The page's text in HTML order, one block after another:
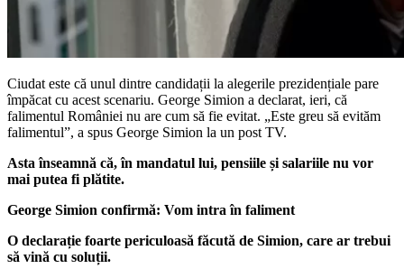
Ciudat este că unul dintre candidații la alegerile prezidențiale pare
împăcat cu acest scenariu. George Simion a declarat, ieri, că
falimentul României nu are cum să fie evitat. „Este greu să evităm
falimentul”, a spus George Simion la un post TV.
Asta înseamnă că, în mandatul lui, pensiile și salariile nu vor
mai putea fi plătite.
George Simion confirmă: Vom intra în faliment
O declarație foarte periculoasă făcută de Simion, care ar trebui
să vină cu soluții.